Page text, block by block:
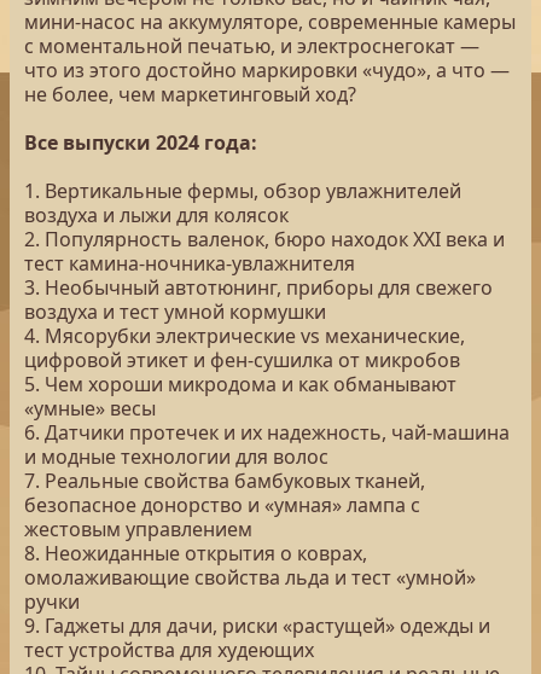
мини-насос на аккумуляторе, современные камеры
с моментальной печатью, и электроснегокат —
что из этого достойно маркировки «чудо», а что —
не более, чем маркетинговый ход?
Все выпуски 2024 года:
1. Вертикальные фермы, обзор увлажнителей
воздуха и лыжи для колясок
2. Популярность валенок, бюро находок XXI века и
тест камина-ночника-увлажнителя
3. Необычный автотюнинг, приборы для свежего
воздуха и тест умной кормушки
4. Мясорубки электрические vs механические,
цифровой этикет и фен-сушилка от микробов
5. Чем хороши микродома и как обманывают
«умные» весы
6. Датчики протечек и их надежность, чай-машина
и модные технологии для волос
7. Реальные свойства бамбуковых тканей,
безопасное донорство и «умная» лампа с
жестовым управлением
8. Неожиданные открытия о коврах,
омолаживающие свойства льда и тест «умной»
ручки
9. Гаджеты для дачи, риски «растущей» одежды и
тест устройства для худеющих